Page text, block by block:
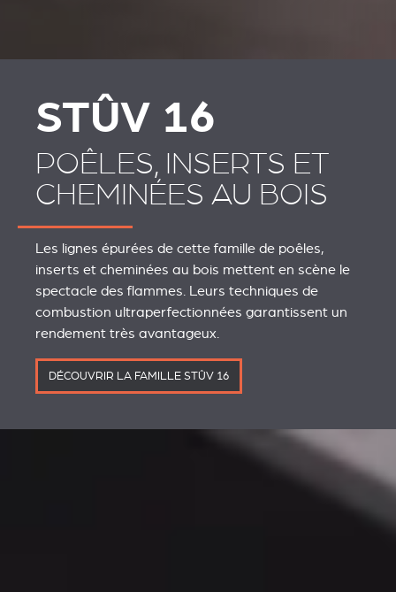
STÛV 16
POÊLES, INSERTS ET
CHEMINÉES AU BOIS
Les lignes épurées de cette famille de poêles,
inserts et cheminées au bois mettent en scène le
spectacle des flammes. Leurs techniques de
combustion ultraperfectionnées garantissent un
rendement très avantageux.
DÉCOUVRIR LA FAMILLE STÛV 16